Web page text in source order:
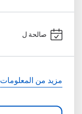
صالحة ل
مزيد من المعلومات